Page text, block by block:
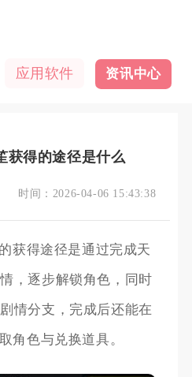
应用软件 资讯中心
获得的途径是什么
时间： 2026-04-06 15:43:38
获得途径是通过完成天
，逐步解锁角色，同时
情分支，完成后还能在
角色与兑换道具。